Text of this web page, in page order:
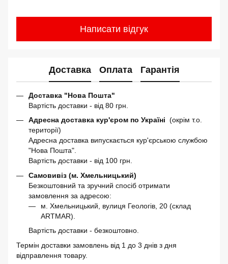
Написати відгук
Доставка Оплата Гарантія
Доставка "Нова Пошта"
Вартість доставки - від 80 грн.
Адресна доставка кур'єром по Україні (окрім т.о.
території)
Адресна доставка випускається кур'єрською службою
"Нова Пошта".
Вартість доставки - від 100 грн.
Самовивіз (м. Хмельницький)
Безкоштовний та зручний спосіб отримати
замовлення за адресою:
м. Хмельницький, вулиця Геологів, 20 (склад
ARTMAR).
Вартість доставки - безкоштовно.
Термін доставки замовлень від 1 до 3 днів з дня
відправлення товару.